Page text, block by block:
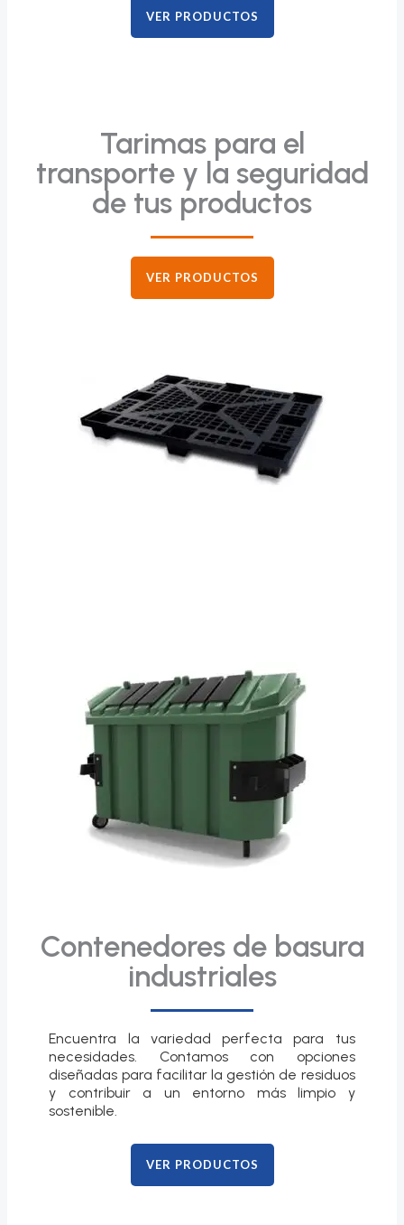
VER PRODUCTOS
Tarimas para el
transporte y la seguridad
de tus productos
VER PRODUCTOS
Contenedores de basura
industriales
Encuentra la variedad perfecta para tus
necesidades. Contamos con opciones
diseñadas para facilitar la gestión de residuos
y contribuir a un entorno más limpio y
sostenible.
VER PRODUCTOS